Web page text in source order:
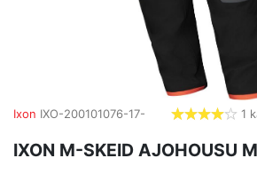
Ixon IXO-200101076-17-
1
IXON M-SKEID AJOHOUSU